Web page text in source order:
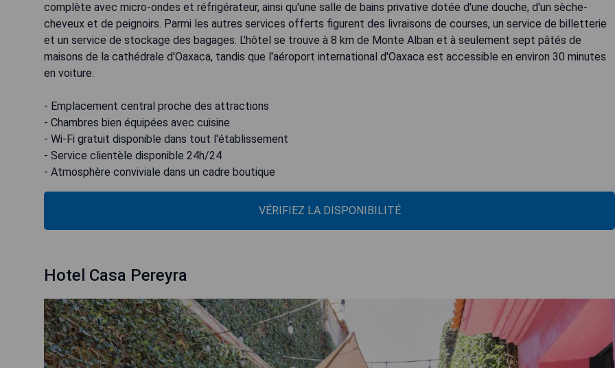
complète avec micro-ondes et réfrigérateur, ainsi qu'une salle de bains privative dotée d'une douche, d'un sèche-
cheveux et de peignoirs. Parmi les autres services offerts figurent des livraisons de courses, un service de billetterie
et un service de stockage des bagages. L'hôtel se trouve à 8 km de Monte Alban et à seulement sept pâtés de
maisons de la cathédrale d'Oaxaca, tandis que l'aéroport international d'Oaxaca est accessible en environ 30 minutes
en voiture.
- Emplacement central proche des attractions
- Chambres bien équipées avec cuisine
- Wi-Fi gratuit disponible dans tout l'établissement
- Service clientèle disponible 24h/24
- Atmosphère conviviale dans un cadre boutique
VÉRIFIEZ LA DISPONIBILITÉ
Hotel Casa Pereyra